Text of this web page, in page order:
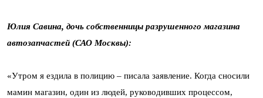
Юлия Савина, дочь собственницы разрушенного магазина
автозапчастей (САО Москвы):
«Утром я ездила в полицию – писала заявление. Когда сносили
мамин магазин, один из людей, руководивших процессом,